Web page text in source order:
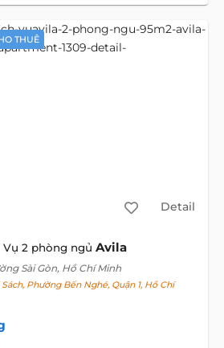
THUÊ
Detail
Vụ 2 phòng ngủ Avila
Sài Gòn, Hồ Chí Minh
Phường Bến Nghé, Quận 1, Hồ Chí